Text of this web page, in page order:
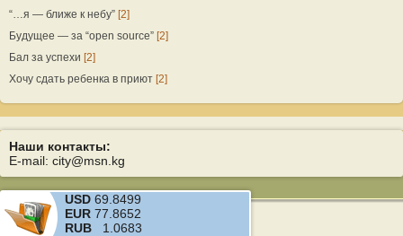
“…я — ближе к небу” [2]
Будущее — за “open source” [2]
Бал за успехи [2]
Хочу сдать ребенка в приют [2]
Наши контакты:
E-mail: city@msn.kg
USD 69.8499
EUR 77.8652
RUB 1.0683